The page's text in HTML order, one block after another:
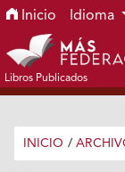
Ir al menú de
Ir al contenido
Ir al pie de página
Inicio Idioma
Libros Publicados
INICIO /